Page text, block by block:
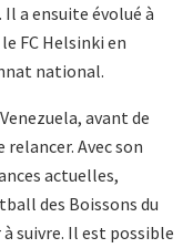
a ensuite évolué à
FC Helsinki en
national.
avant de
relancer. Avec son
actuelles,
des Boissons du
suivre. Il est possible